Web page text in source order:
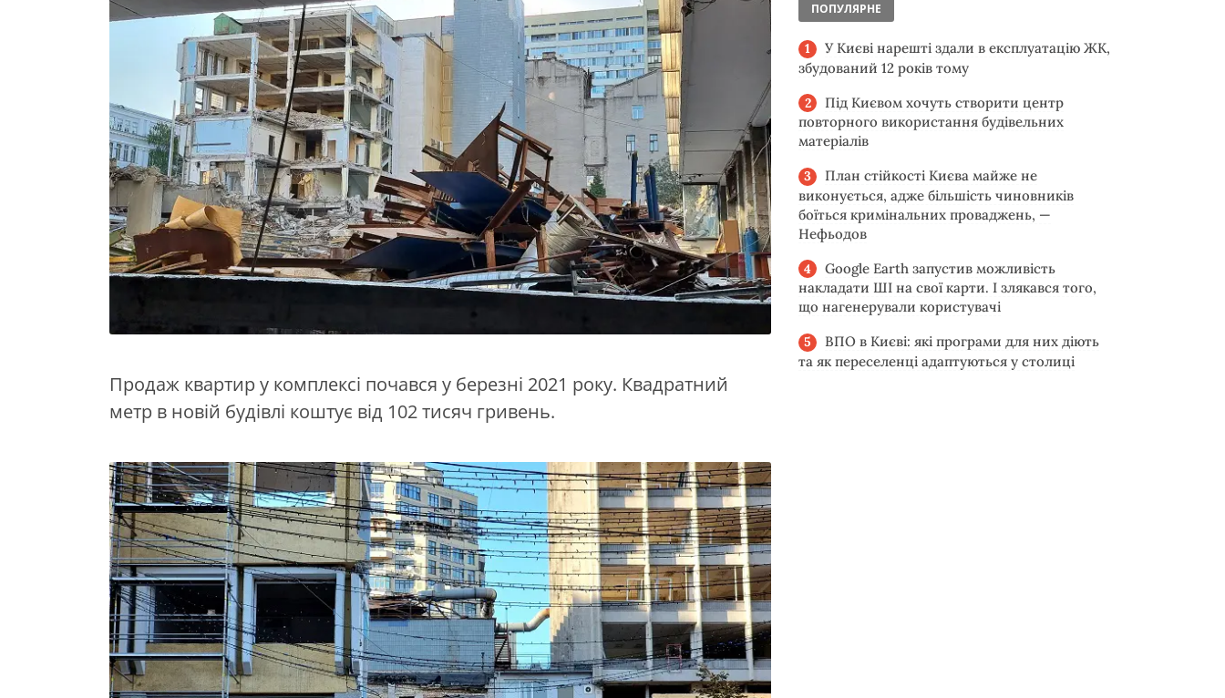
Продаж квартир у комплексі почався у березні 2021 року. Квадратний
метр в новій будівлі коштує від 102 тисяч гривень.
ПОПУЛЯРНЕ
У Києві нарешті здали в експлуатацію ЖК,
збудований 12 років тому
Під Києвом хочуть створити центр
повторного використання будівельних
матеріалів
План стійкості Києва майже не
виконується, адже більшість чиновників
боїться кримінальних проваджень, —
Нефьодов
Google Earth запустив можливість
накладати ШІ на свої карти. І злякався того,
що нагенерували користувачі
ВПО в Києві: які програми для них діють
та як переселенці адаптуються у столиці